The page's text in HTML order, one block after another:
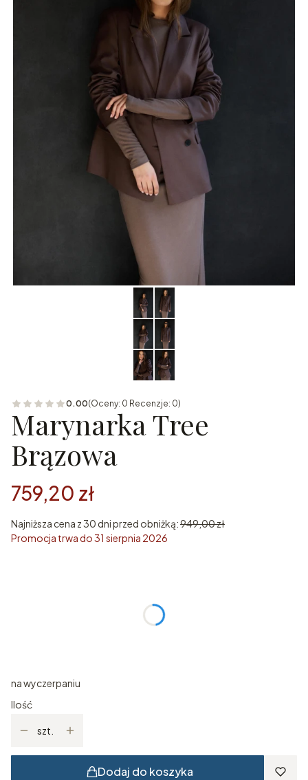
0.00(Oceny: 0 Recenzje: 0)
Marynarka Tree
Brązowa
759,20 zł
Najniższa cena z 30 dni przed obniżką:949,00 zł
Promocja trwa do 31 sierpnia 2026
na wyczerpaniu
Ilość
szt.
Dodaj do koszyka